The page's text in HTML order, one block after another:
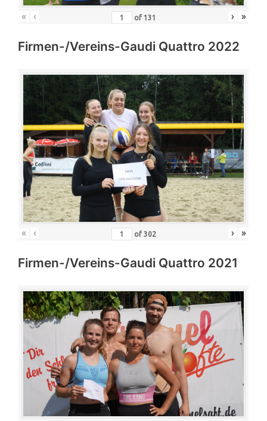
« ‹ of 131 › »
Firmen-/Vereins-Gaudi Quattro 2022
« ‹ of 302 › »
Firmen-/Vereins-Gaudi Quattro 2021